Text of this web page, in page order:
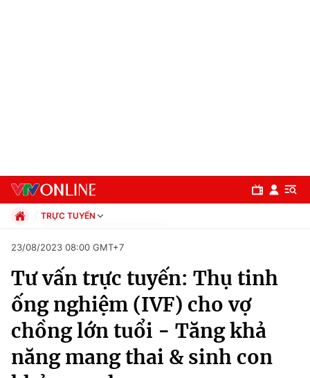
Chuyên mục
Chính trị
Xã hội
TRỰC TUYẾN
Xã hội
Pháp luật
Thể thao
Truyền hình
Văn hóa - Giải trí
Y tế
23/08/2023 08:00 GMT+7
Tư vấn trực tuyến: Thụ tinh
ống nghiệm (IVF) cho vợ
chồng lớn tuổi - Tăng khả
năng mang thai & sinh con